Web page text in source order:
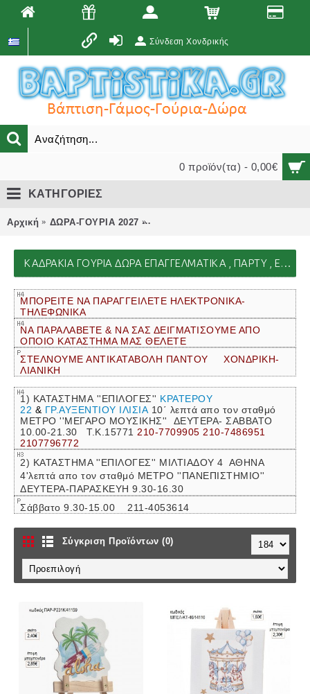
Σύνδεση Χονδρικής
0 προϊόν(τα) - 0,00€
ΚΑΤΗΓΟΡΙΕΣ
Αρχική ΔΩΡΑ-ΓΟΥΡΙΑ 2027 ΚΑΔΡΑΚΙΑ γούρια δώρα
ΚΑΔΡΑΚΙΑ ΓΟΎΡΙΑ ΔΏΡΑ ΕΠΑΓΓΕΛΜΑΤΙΚΆ , ΠΆΡΤΥ , ΕΟΡΤΏΝ , ΓΕΝΕΘΛΊΩΝ ΓΈΝΝΗΣΗΣ ΜΑΙΕΥΤΗΡΊΟΥ 2027
ΜΠΟΡΕΙΤΕ ΝΑ ΠΑΡΑΓΓΕΙΛΕΤΕ ΗΛΕΚΤΡΟΝΙΚΑ-
ΤΗΛΕΦΩΝΙΚΑ
ΝΑ ΠΑΡΑΛΑΒΕΤΕ & ΝΑ ΣΑΣ ΔΕΙΓΜΑΤΙΣΟΥΜΕ ΑΠΟ
ΟΠΟΙΟ ΚΑΤΑΣΤΗΜΑ ΜΑΣ ΘΕΛΕΤΕ
ΣΤΕΛΝΟΥΜΕ ΑΝΤΙΚΑΤΑΒΟΛΗ ΠΑΝΤΟΥ ΧΟΝΔΡΙΚΗ-
ΛΙΑΝΙΚΗ
1) ΚΑΤΑΣΤΗΜΑ ''ΕΠΙΛΟΓΕΣ'' ΚΡΑΤΕΡΟΥ
22 & ΓΡ.ΑΥΞΕΝΤΙΟΥ ΙΛΙΣΙΑ 10΄ λεπτά απο τον σταθμό
ΜΕΤΡΟ ''ΜΕΓΑΡΟ ΜΟΥΣΙΚΗΣ''
ΔΕΥΤΕΡΑ- ΣΑΒΒΑΤΟ
10.00-21.30 Τ.Κ.15771 210-7709905 210-7486951
2107796772
2) ΚΑΤΑΣΤΗΜΑ ''ΕΠΙΛΟΓΕΣ'' ΜΙΛΤΙΑΔΟΥ 4 ΑΘΗΝΑ
4'λεπτά απο τον σταθμό ΜΕΤΡΟ ''ΠΑΝΕΠΙΣΤΗΜΙΟ''
ΔΕΥΤΕΡΑ-ΠΑΡΑΣΚΕΥΗ 9.30-16.30
Σάββατο 9.30-15.00 211-4053614
Σύγκριση Προϊόντων (0)